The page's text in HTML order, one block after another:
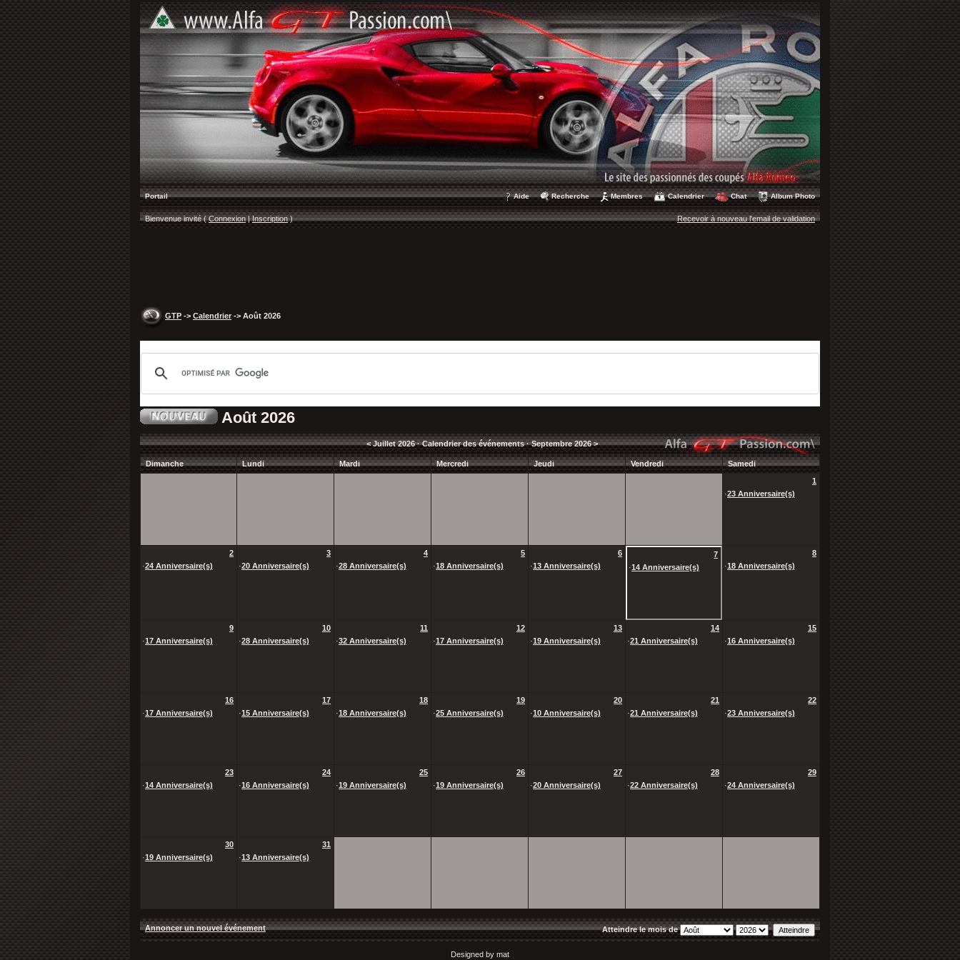
Portail Aide Recherche Membres Calendrier Chat Album Photo
Bienvenue invité ( Connexion |Inscription) Recevoir à nouveau l'email de validation
GTP -> Calendrier -> Août 2026
Août 2026
<Juillet 2026· Calendrier des événements ·Septembre 2026>
Dimanche Lundi Mardi Mercredi Jeudi Vendredi
Samedi
1
·23 Anniversaire(s)
2
·24 Anniversaire(s)
3
·20 Anniversaire(s)
4
·28 Anniversaire(s)
5
·18 Anniversaire(s)
6
·13 Anniversaire(s)
7
·14 Anniversaire(s)
8
·18 Anniversaire(s)
9
·17 Anniversaire(s)
10
·28 Anniversaire(s)
11
·32 Anniversaire(s)
12
·17 Anniversaire(s)
13
·19 Anniversaire(s)
14
·21 Anniversaire(s)
15
·16 Anniversaire(s)
16
·17 Anniversaire(s)
17
·15 Anniversaire(s)
18
·18 Anniversaire(s)
19
·25 Anniversaire(s)
20
·10 Anniversaire(s)
21
·21 Anniversaire(s)
22
·23 Anniversaire(s)
23
·14 Anniversaire(s)
24
·16 Anniversaire(s)
25
·19 Anniversaire(s)
26
·19 Anniversaire(s)
27
·20 Anniversaire(s)
28
·22 Anniversaire(s)
29
·24 Anniversaire(s)
30
·19 Anniversaire(s)
31
·13 Anniversaire(s)
Annoncer un nouvel événement Atteindre le mois de
Designed by mat